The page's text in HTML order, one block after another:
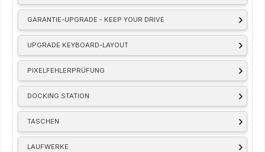
GARANTIE-UPGRADE - KEEP YOUR DRIVE
UPGRADE KEYBOARD-LAYOUT
PIXELFEHLERPRÜFUNG
DOCKING STATION
TASCHEN
LAUFWERKE